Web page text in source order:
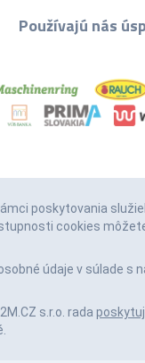
Používajú nás
poskytovania
cookies
údaje v súlade s
s.r.o. rada